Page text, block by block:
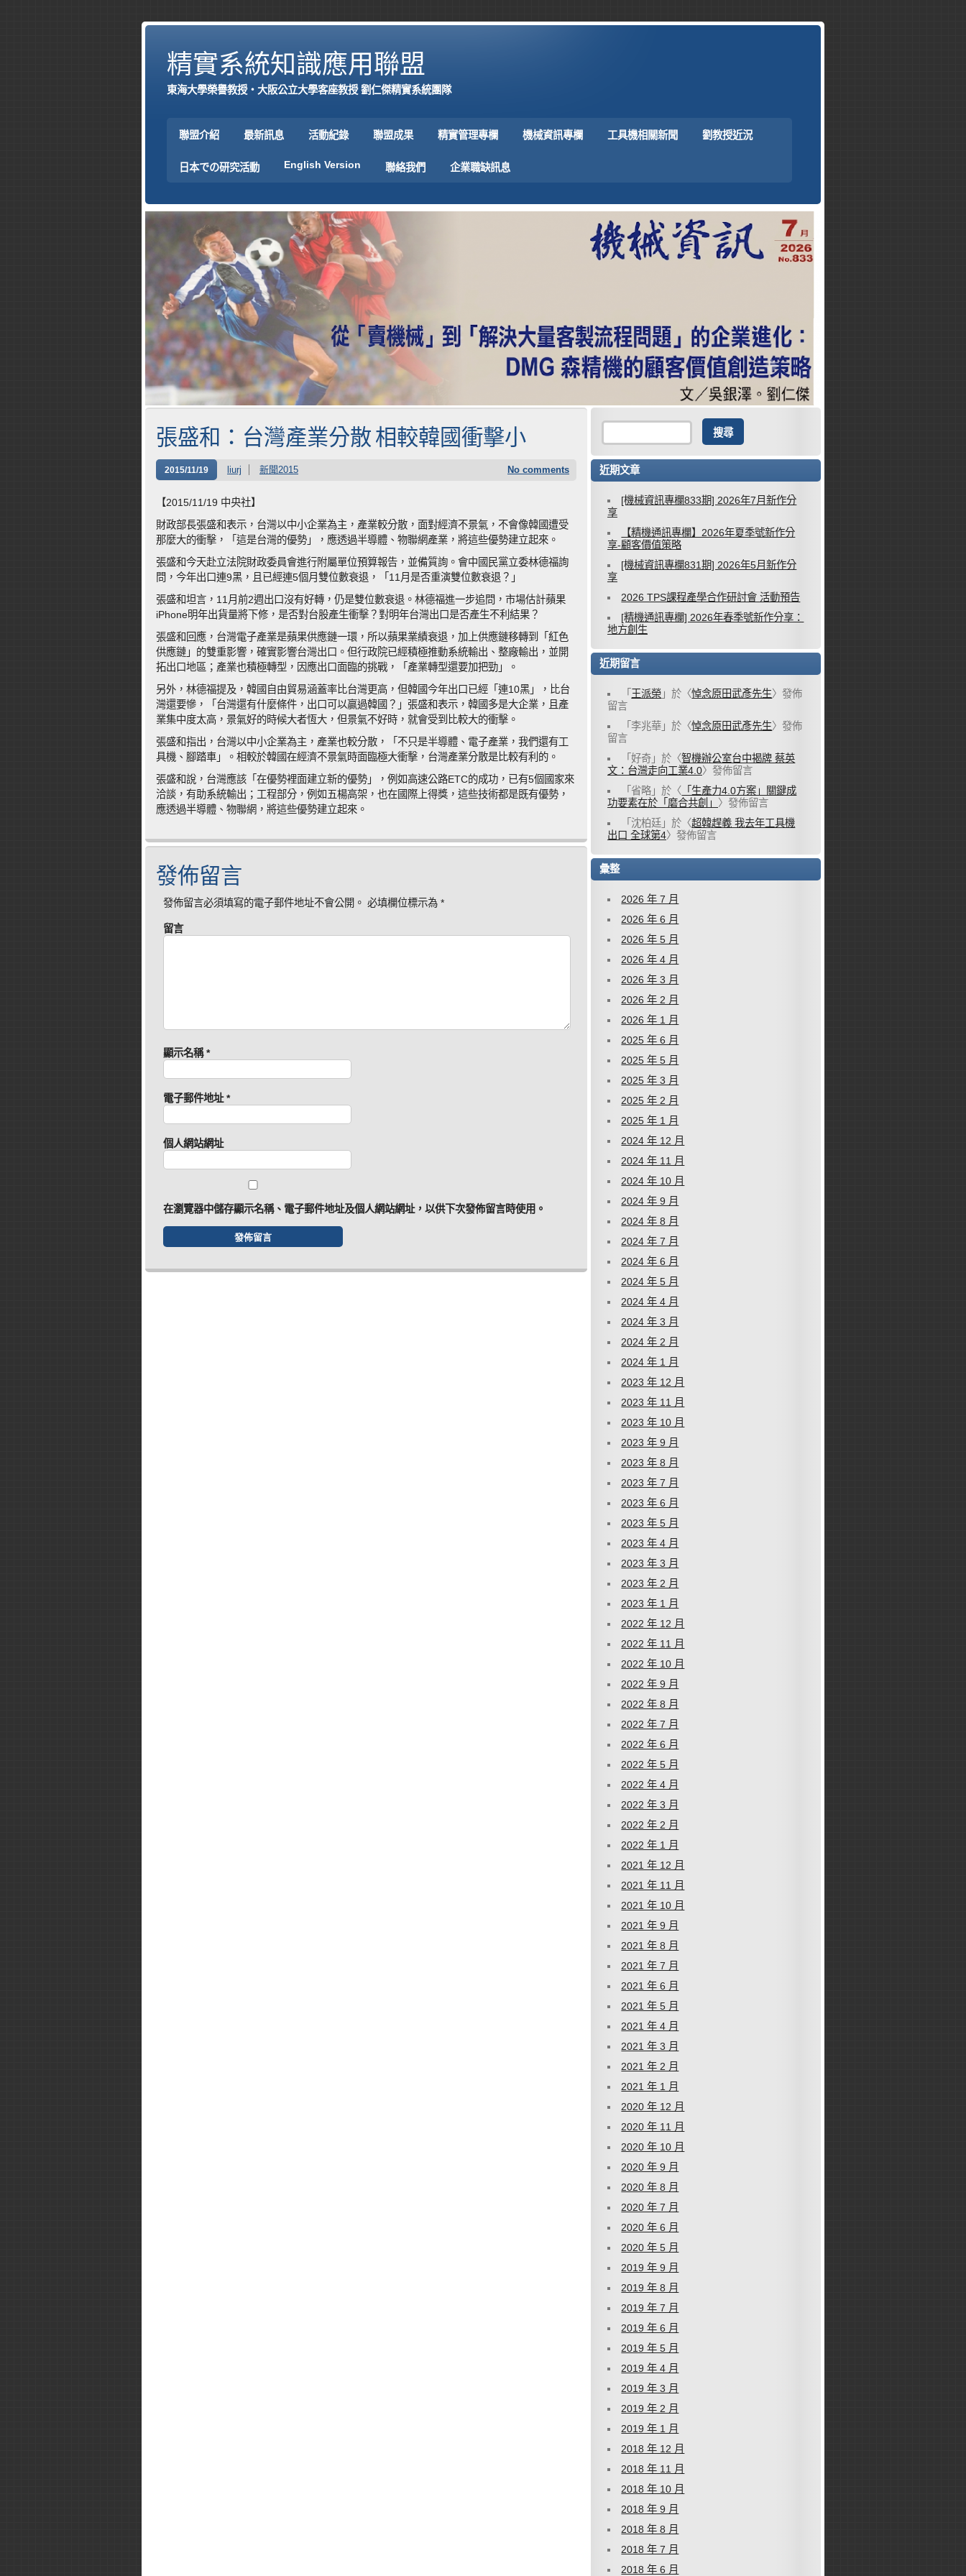
精實系統知識應用聯盟
東海大學榮譽教授‧大阪公立大學客座教授 劉仁傑精實系統團隊
聯盟介紹 最新訊息 活動紀錄 聯盟成果 精實管理專欄 機械資訊專欄 工具機相關新聞 劉教授近況
日本での研究活動 English Version 聯絡我們 企業職缺訊息
張盛和：台灣產業分散 相較韓國衝擊小
2015/11/19 liurj 新聞2015 No comments
【2015/11/19 中央社】
財政部長張盛和表示，台灣以中小企業為主，產業較分散，面對經濟不景氣，不會像韓國遭受
那麼大的衝擊，「這是台灣的優勢」，應透過半導體、物聯網產業，將這些優勢建立起來。
張盛和今天赴立法院財政委員會進行附屬單位預算報告，並備質詢。會中國民黨立委林德福詢
問，今年出口連9黑，且已經連5個月雙位數衰退，「11月是否重演雙位數衰退？」
張盛和坦言，11月前2週出口沒有好轉，仍是雙位數衰退。林德福進一步追問，市場估計蘋果
iPhone明年出貨量將下修，是否對台股產生衝擊？對明年台灣出口是否產生不利結果？
張盛和回應，台灣電子產業是蘋果供應鏈一環，所以蘋果業績衰退，加上供應鏈移轉到「紅色
供應鏈」的雙重影響，確實影響台灣出口。但行政院已經積極推動系統輸出、整廠輸出，並開
拓出口地區；產業也積極轉型，因應出口面臨的挑戰，「產業轉型還要加把勁」。
另外，林德福提及，韓國自由貿易涵蓋率比台灣更高，但韓國今年出口已經「連10黑」，比台
灣還要慘，「台灣還有什麼條件，出口可以贏過韓國？」張盛和表示，韓國多是大企業，且產
業集中度太高，景氣好的時候大者恆大，但景氣不好時，就會受到比較大的衝擊。
張盛和指出，台灣以中小企業為主，產業也較分散，「不只是半導體、電子產業，我們還有工
具機、腳踏車」。相較於韓國在經濟不景氣時面臨極大衝擊，台灣產業分散是比較有利的。
張盛和說，台灣應該「在優勢裡面建立新的優勢」，例如高速公路ETC的成功，已有5個國家來
洽談，有助系統輸出；工程部分，例如五楊高架，也在國際上得獎，這些技術都是既有優勢，
應透過半導體、物聯網，將這些優勢建立起來。
發佈留言
發佈留言必須填寫的電子郵件地址不會公開。 必填欄位標示為 *
留言
顯示名稱*
電子郵件地址*
個人網站網址
在瀏覽器中儲存顯示名稱、電子郵件地址及個人網站網址，以供下次發佈留言時使用。
近期文章
[機械資訊專欄833期] 2026年7月新作分
享
【精機通訊專欄】2026年夏季號新作分
享-顧客價值策略
[機械資訊專欄831期] 2026年5月新作分
享
2026 TPS課程產學合作研討會 活動預告
[精機通訊專欄] 2026年春季號新作分享：
地方創生
近期留言
「 王派榮 」於〈悼念原田武彥先生〉發佈
留言
「李兆華 」於〈悼念原田武彥先生〉發佈
留言
「好奇 」於〈智機辦公室台中揭牌 蔡英
文：台灣走向工業4.0〉發佈留言
「 省略 」於〈 「生產力4.0方案」關鍵成
功要素在於「磨合共創」 〉發佈留言
「 沈柏廷 」於〈超韓趕義 我去年工具機
出口 全球第4〉發佈留言
彙整
2026 年 7 月
2026 年 6 月
2026 年 5 月
2026 年 4 月
2026 年 3 月
2026 年 2 月
2026 年 1 月
2025 年 6 月
2025 年 5 月
2025 年 3 月
2025 年 2 月
2025 年 1 月
2024 年 12 月
2024 年 11 月
2024 年 10 月
2024 年 9 月
2024 年 8 月
2024 年 7 月
2024 年 6 月
2024 年 5 月
2024 年 4 月
2024 年 3 月
2024 年 2 月
2024 年 1 月
2023 年 12 月
2023 年 11 月
2023 年 10 月
2023 年 9 月
2023 年 8 月
2023 年 7 月
2023 年 6 月
2023 年 5 月
2023 年 4 月
2023 年 3 月
2023 年 2 月
2023 年 1 月
2022 年 12 月
2022 年 11 月
2022 年 10 月
2022 年 9 月
2022 年 8 月
2022 年 7 月
2022 年 6 月
2022 年 5 月
2022 年 4 月
2022 年 3 月
2022 年 2 月
2022 年 1 月
2021 年 12 月
2021 年 11 月
2021 年 10 月
2021 年 9 月
2021 年 8 月
2021 年 7 月
2021 年 6 月
2021 年 5 月
2021 年 4 月
2021 年 3 月
2021 年 2 月
2021 年 1 月
2020 年 12 月
2020 年 11 月
2020 年 10 月
2020 年 9 月
2020 年 8 月
2020 年 7 月
2020 年 6 月
2020 年 5 月
2019 年 9 月
2019 年 8 月
2019 年 7 月
2019 年 6 月
2019 年 5 月
2019 年 4 月
2019 年 3 月
2019 年 2 月
2019 年 1 月
2018 年 12 月
2018 年 11 月
2018 年 10 月
2018 年 9 月
2018 年 8 月
2018 年 7 月
2018 年 6 月